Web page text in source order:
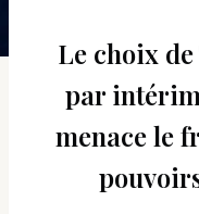
Le choix
par
menace le